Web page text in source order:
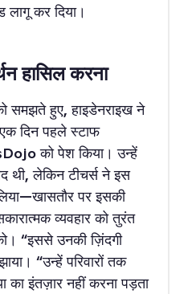
लागू कर दिया।
हासिल करना
समझते हुए, हाइडेनराइख ने
पहले स्टाफ
को पेश किया। उन्हें
थी, लेकिन टीचर्स ने इस
पर इसकी
व्यवहार को तुरंत
“इससे उनकी ज़िंदगी
“उन्हें परिवारों तक
इंतज़ार नहीं करना पड़ता